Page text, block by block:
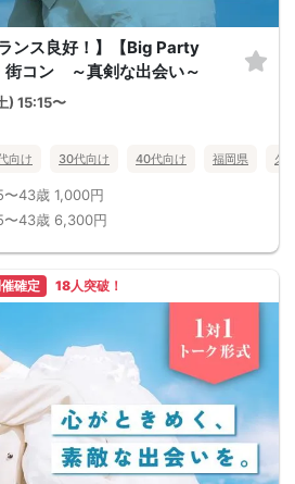
ンス良好！】【Big Party
街コン ～真剣な出会い～
) 15:15〜
向け 30代向け 40代向け 福岡県 久
〜43歳 1,000円
〜43歳 6,300円
確定 18人突破！